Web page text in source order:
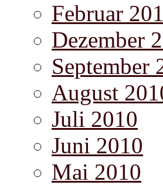
Februar
Dezember
September
August
Juli 2010
Juni 2010
Mai 2010